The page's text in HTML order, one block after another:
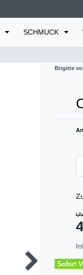
SCHMUCK
Brigitte
Sofort